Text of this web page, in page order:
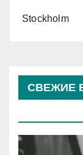
Stockholm
СВЕЖИЕ